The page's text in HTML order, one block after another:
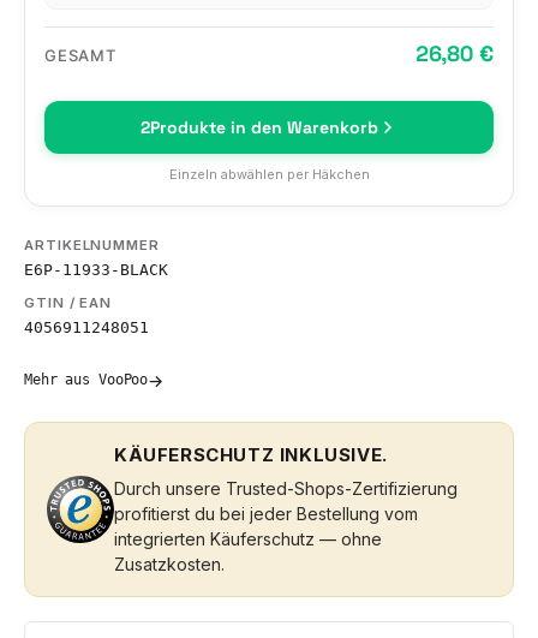
GESAMT 26,80 €
2Produkte in den Warenkorb
Einzeln abwählen per Häkchen
ARTIKELNUMMER
E6P-11933-BLACK
GTIN / EAN
4056911248051
Mehr aus VooPoo→
KÄUFERSCHUTZ INKLUSIVE.
Durch unsere Trusted-Shops-Zertifizierung
profitierst du bei jeder Bestellung vom
integrierten Käuferschutz — ohne
Zusatzkosten.